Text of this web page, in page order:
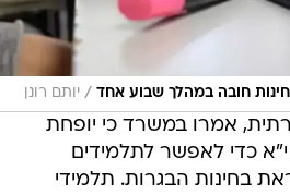
חובה במהלך שבוע אחד / יותם רונן
אמרו במשרד כי יופחת
כדי לאפשר לתלמידים
בחינות הבגרות. תלמידי